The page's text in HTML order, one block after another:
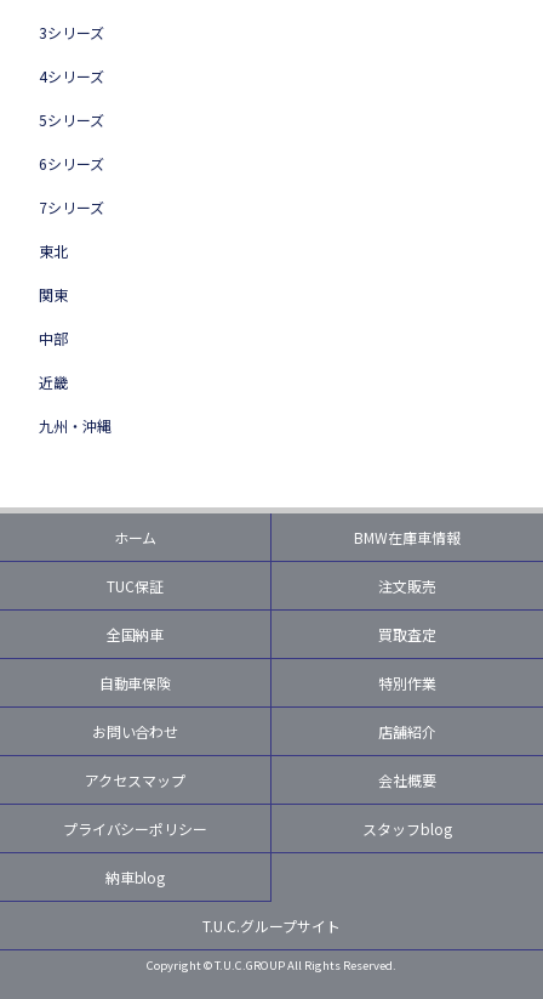
3シリーズ
4シリーズ
5シリーズ
6シリーズ
7シリーズ
東北
関東
中部
近畿
九州・沖縄
ホーム BMW在庫車情報
TUC保証 注文販売
全国納車 買取査定
自動車保険 特別作業
お問い合わせ 店舗紹介
アクセスマップ 会社概要
プライバシーポリシー スタッフblog
納車blog
T.U.C.グループサイト
Copyright © T.U.C.GROUP All Rights Reserved.